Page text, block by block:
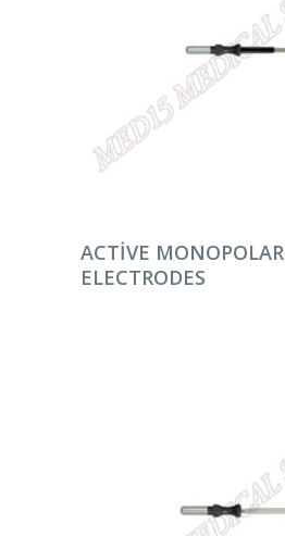
DEVAMINI OKU
ACTIVE MONOPOLAR
ELECTRODES